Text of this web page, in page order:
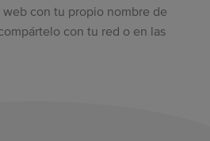
web con tu propio nombre de
con tu red o en las